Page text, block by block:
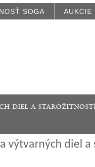
SOGA AUKCIE
diel a
výtvarných diel